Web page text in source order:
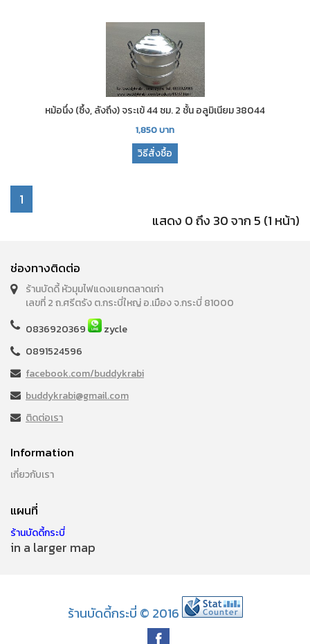
หม้อนึ่ง (ซึ้ง, ลังถึง) จระเข้ 44 ซม. 2 ชั้น อลูมิเนียม 38044
1,850บาท
วิธีสั่งซื้อ
1
แสดง 0 ถึง 30 จาก 5 (1 หน้า)
ช่องทางติดต่อ
ร้านบัดดี้ หัวมุมไฟแดงแยกตลาดเก่า
เลขที่ 2 ถ.ศรีตรัง ต.กระบี่ใหญ่ อ.เมือง จ.กระบี่ 81000
0836920369
zycle
0891524596
facebook.com/buddykrabi
buddykrabi@gmail.com
ติดต่อเรา
Information
เกี่ยวกับเรา
แผนที่
ร้านบัดดี้กระบี่
in a larger map
ร้านบัดดี้กระบี่ © 2016